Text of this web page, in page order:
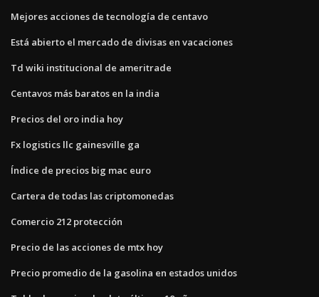
Mejores acciones de tecnología de centavo
Está abierto el mercado de divisas en vacaciones
Td wiki institucional de ameritrade
Centavos más baratos en la india
Precios del oro india hoy
Fx logistics llc gainesville ga
Índice de precios big mac euro
Cartera de todas las criptomonedas
Comercio 212 protección
Precio de las acciones de mtx hoy
Precio promedio de la gasolina en estados unidos